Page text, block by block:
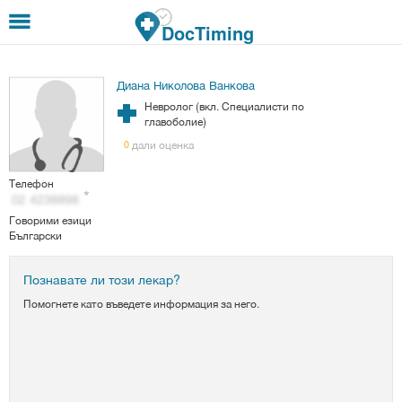
Премини към основното съдържание
DocTiming
Диана Николова Ванкова
Невролог (вкл. Специалисти по
главоболие)
0 дали оценка
Телефон
Говорими езици
Български
Познавате ли този лекар?
Помогнете като въведете информация за него.